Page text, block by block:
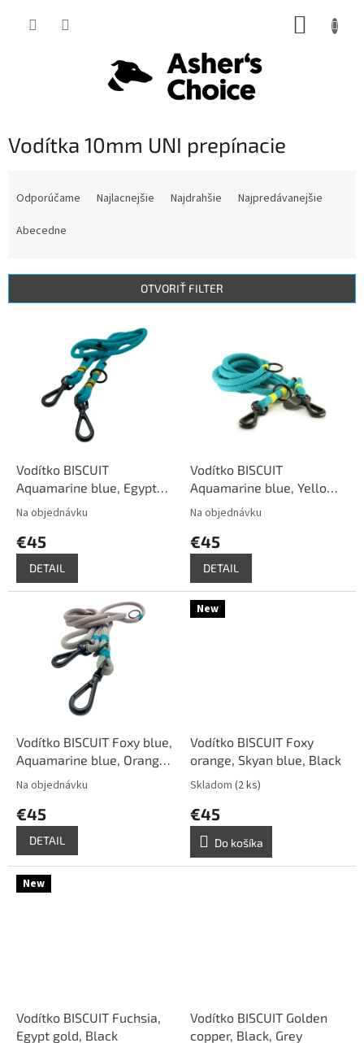
Vodítka 10mm UNI prepínacie
p
Odporúčame Najlacnejšie Najdrahšie
Najpredávanejšie
Abecedne
OTVORIŤ FILTER
Vodítko BISCUIT
Aquamarine blue, Egypt
gold
Na objednávku
€45
DETAIL
Vodítko BISCUIT
Aquamarine blue, Yellow,
Black
Na objednávku
€45
DETAIL
Vodítko BISCUIT Foxy blue,
Aquamarine blue, Orange,
Black
Na objednávku
€45
DETAIL
New
Vodítko BISCUIT Foxy
orange, Skyan blue, Black
Skladom (2 ks)
€45
Do košíka
New
Vodítko BISCUIT Fuchsia,
Egypt gold, Black
Vodítko BISCUIT Golden
copper, Black, Grey